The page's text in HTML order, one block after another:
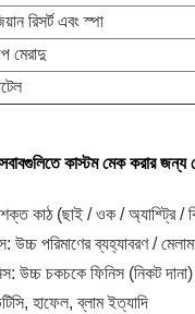
রিসর্ট এবং স্পা
মেরাদু
কাস্টম মেক করার জন্য
কাঠ (ছাই / ওক / অ্যাশ্ট্রি /
উচ্চ পরিমাণের ব্যহ্যাবরণ /
উচ্চ চকচকে ফিনিস (নিকট
হাফেল, ব্লাম ইত্যাদি